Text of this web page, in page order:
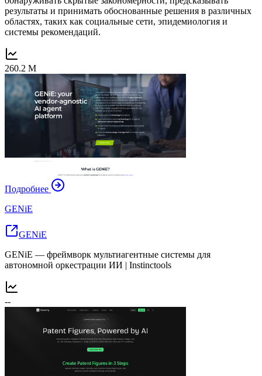
результаты и принимать обоснованные решения в различных
областях, таких как социальные сети, эпидемиология и
системы рекомендаций.
260.2 M
Подробнее
GENiE
GENiE
GENiE — фреймворк мультиагентные системы для
автономной оркестрации ИИ | Instinctools
--